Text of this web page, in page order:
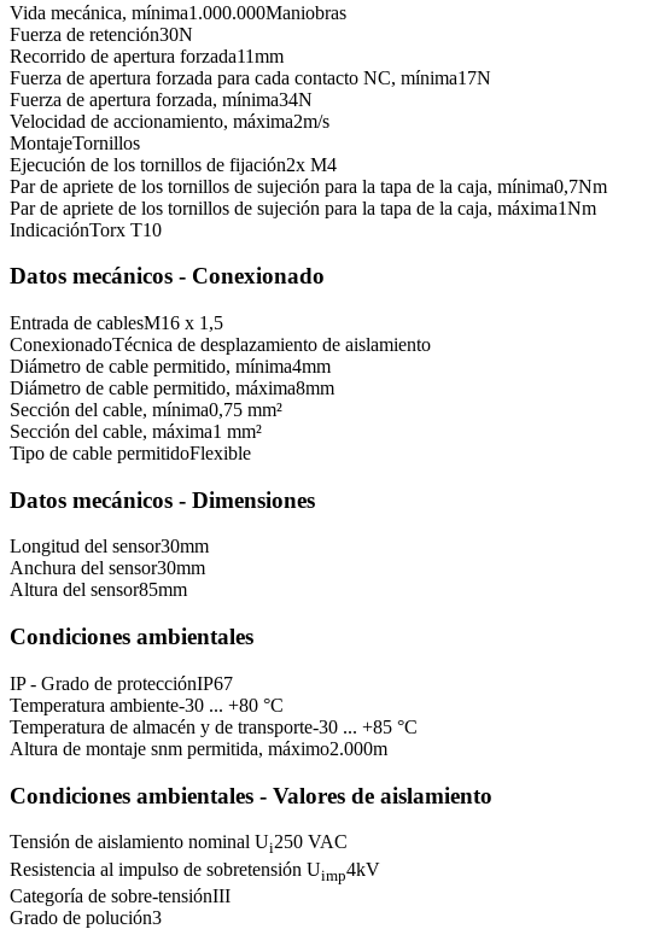
Vida mecánica, mínima1.000.000Maniobras
Fuerza de retención30N
Recorrido de apertura forzada11mm
Fuerza de apertura forzada para cada contacto NC, mínima17N
Fuerza de apertura forzada, mínima34N
Velocidad de accionamiento, máxima2m/s
MontajeTornillos
Ejecución de los tornillos de fijación2x M4
Par de apriete de los tornillos de sujeción para la tapa de la caja, mínima0,7Nm
Par de apriete de los tornillos de sujeción para la tapa de la caja, máxima1Nm
IndicaciónTorx T10
Datos mecánicos - Conexionado
Entrada de cablesM16 x 1,5
ConexionadoTécnica de desplazamiento de aislamiento
Diámetro de cable permitido, mínima4mm
Diámetro de cable permitido, máxima8mm
Sección del cable, mínima0,75 mm²
Sección del cable, máxima1 mm²
Tipo de cable permitidoFlexible
Datos mecánicos - Dimensiones
Longitud del sensor30mm
Anchura del sensor30mm
Altura del sensor85mm
Condiciones ambientales
IP - Grado de protecciónIP67
Temperatura ambiente-30 ... +80 °C
Temperatura de almacén y de transporte-30 ... +85 °C
Altura de montaje snm permitida, máximo2.000m
Condiciones ambientales - Valores de aislamiento
Tensión de aislamiento nominal Ui250 VAC
Resistencia al impulso de sobretensión Uimp4kV
Categoría de sobre-tensiónIII
Grado de polución3